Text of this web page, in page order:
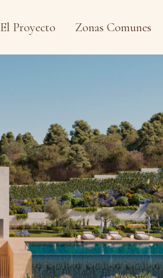
El Proyecto Zonas Comunes